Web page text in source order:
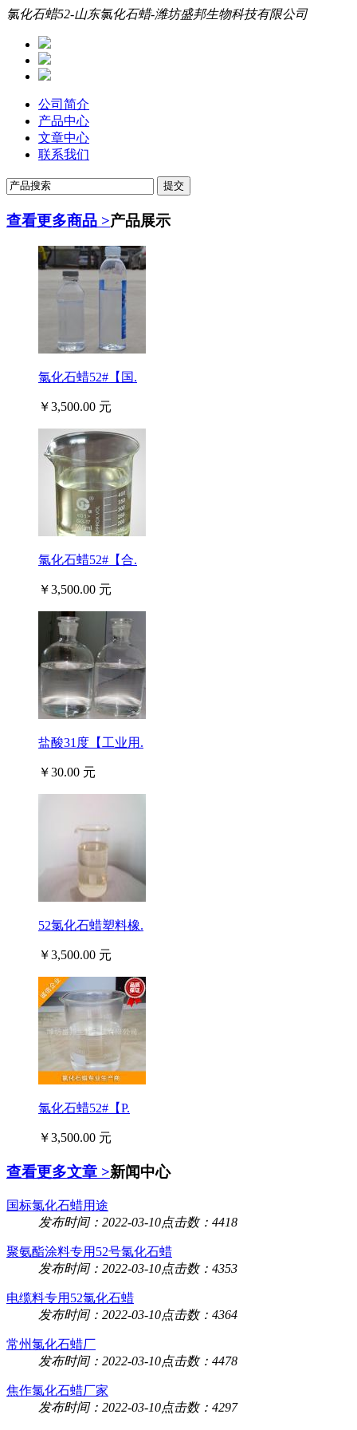
氯化石蜡52-山东氯化石蜡-潍坊盛邦生物科技有限公司
公司简介
产品中心
文章中心
联系我们
查看更多商品 >产品展示
氯化石蜡52#【国.
￥3,500.00 元
氯化石蜡52#【合.
￥3,500.00 元
盐酸31度【工业用.
￥30.00 元
52氯化石蜡塑料橡.
￥3,500.00 元
氯化石蜡52#【P.
￥3,500.00 元
查看更多文章 >新闻中心
国标氯化石蜡用途
发布时间：2022-03-10点击数：4418
聚氨酯涂料专用52号氯化石蜡
发布时间：2022-03-10点击数：4353
电缆料专用52氯化石蜡
发布时间：2022-03-10点击数：4364
常州氯化石蜡厂
发布时间：2022-03-10点击数：4478
焦作氯化石蜡厂家
发布时间：2022-03-10点击数：4297